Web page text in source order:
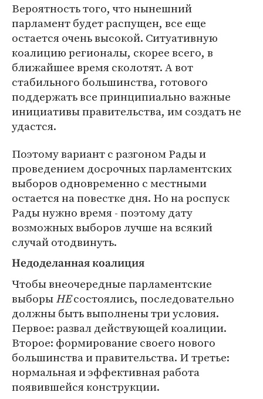
Вероятность того, что нынешний
парламент будет распущен, все еще
остается очень высокой. Ситуативную
коалицию регионалы, скорее всего, в
ближайшее время сколотят. А вот
стабильного большинства, готового
поддержать все принципиально важные
инициативы правительства, им создать не
удастся.
Поэтому вариант с разгоном Рады и
проведением досрочных парламентских
выборов одновременно с местными
остается на повестке дня. Но на роспуск
Рады нужно время - поэтому дату
возможных выборов лучше на всякий
случай отодвинуть.
Недоделанная коалиция
Чтобы внеочередные парламентские
выборыНЕсостоялись, последовательно
должны быть выполнены три условия.
Первое: развал действующей коалиции.
Второе: формирование своего нового
большинства и правительства. И третье:
нормальная и эффективная работа
появившейся конструкции.